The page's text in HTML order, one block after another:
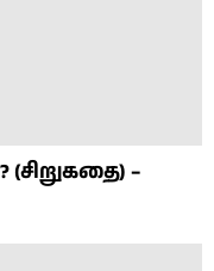
–